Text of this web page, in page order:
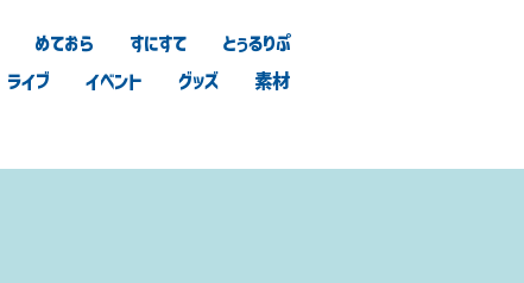
めておら すにすて
とぅるりぷ
ライブ イベント グッズ 素材